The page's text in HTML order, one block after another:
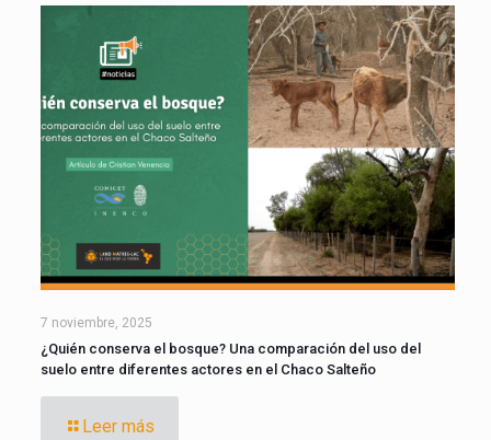
7 noviembre, 2025
¿Quién conserva el bosque? Una comparación del uso del
suelo entre diferentes actores en el Chaco Salteño
Leer más